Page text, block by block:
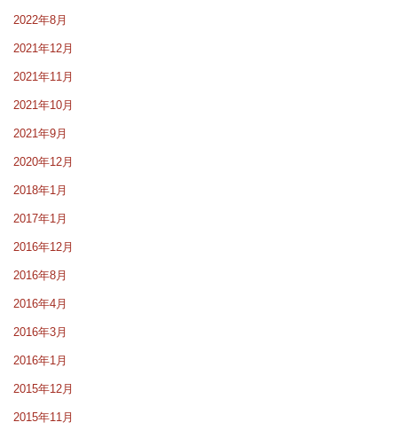
2022年8月
2021年12月
2021年11月
2021年10月
2021年9月
2020年12月
2018年1月
2017年1月
2016年12月
2016年8月
2016年4月
2016年3月
2016年1月
2015年12月
2015年11月